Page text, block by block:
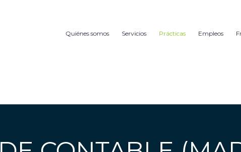
Quiénes somos Servicios Prácticas Empleos